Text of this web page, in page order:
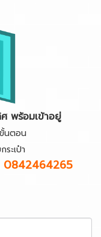
พร้อมเข้าอยู่
นตอน
ะเป๋า
0842464265